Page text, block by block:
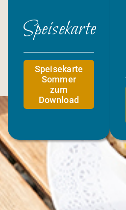
Speisekarte
Speisekarte
Sommer
zum
Download